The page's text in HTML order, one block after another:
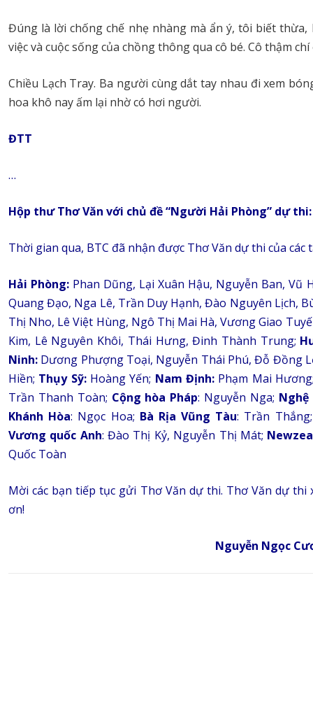
Đúng là lời chống chế nhẹ nhàng mà ẩn ý, tôi biết
việc và cuộc sống của chồng thông qua cô bé. Cô thậm
Chiều Lạch Tray. Ba người cùng dắt tay nhau đi xem
hoa khô nay ấm lại nhờ có hơi người.
ĐTT
…
Hộp thư Thơ Văn với chủ đề “Người Hải Phòng” dự thi:
Thời gian qua, BTC đã nhận được Thơ Văn dự thi của các
Hải Phòng: Phan Dũng, Lại Xuân Hậu, Nguyễn Ban, Vũ
Quang Đạo, Nga Lê, Trần Duy Hạnh, Đào Nguyên Lịch,
Thị Nho, Lê Việt Hùng, Ngô Thị Mai Hà, Vương Giao
Kim, Lê Nguyên Khôi, Thái Hưng, Đinh Thành Trung;
Ninh: Dương Phượng Toại, Nguyễn Thái Phú, Đỗ Đồng
Hiền; Thụy Sỹ:Hoàng Yến; Nam Định:Phạm Mai
Trần Thanh Toàn; Cộng hòa Pháp: Nguyễn Nga; Nghệ
Khánh Hòa: Ngọc Hoa; Bà Rịa Vũng Tàu: Trần
Vương quốc Anh: Đào Thị Kỷ, Nguyễn Thị Mát;
Quốc Toàn
Mời các bạn tiếp tục gửi Thơ Văn dự thi. Thơ Văn dự
ơn!
Nguyễn Ngọc